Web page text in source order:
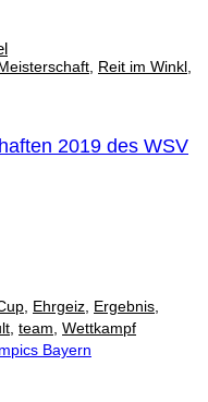
, Reit im Winkl,
2019 des WSV
, Ehrgeiz, Ergebnis,
, team, Wettkampf